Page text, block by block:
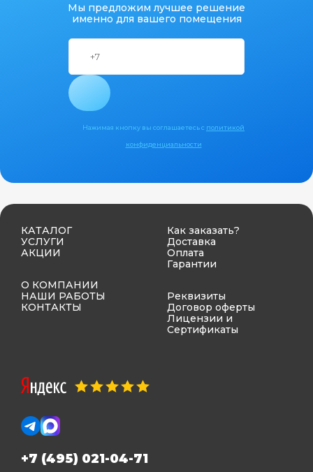
Мы предложим лучшее решение
именно для вашего помещения
Нажимая кнопку вы соглашаетесь с политикой
конфиденциальности
КАТАЛОГ
УСЛУГИ
АКЦИИ
О КОМПАНИИ
НАШИ РАБОТЫ
КОНТАКТЫ
Как заказать?
Доставка
Оплата
Гарантии
Реквизиты
Договор оферты
Лицензии и
Сертификаты
+7 (495) 021-04-71